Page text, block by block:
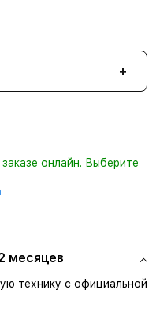
+
онлайн. Выберите
месяцев
технику с официальной